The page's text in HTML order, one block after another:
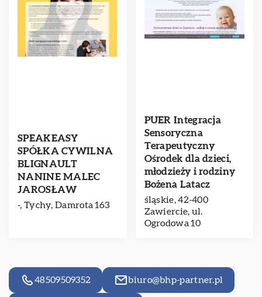
SPEAKEASY
SPÓŁKA CYWILNA
BLIGNAULT
NANINE MALEC
JAROSŁAW
-, Tychy, Damrota 163
PUER Integracja
Sensoryczna
Terapeutyczny
Ośrodek dla dzieci,
młodzieży i rodziny
Bożena Latacz
śląskie, 42-400
Zawiercie, ul.
Ogrodowa 10
48509509352 biuro@bhp-partner.pl